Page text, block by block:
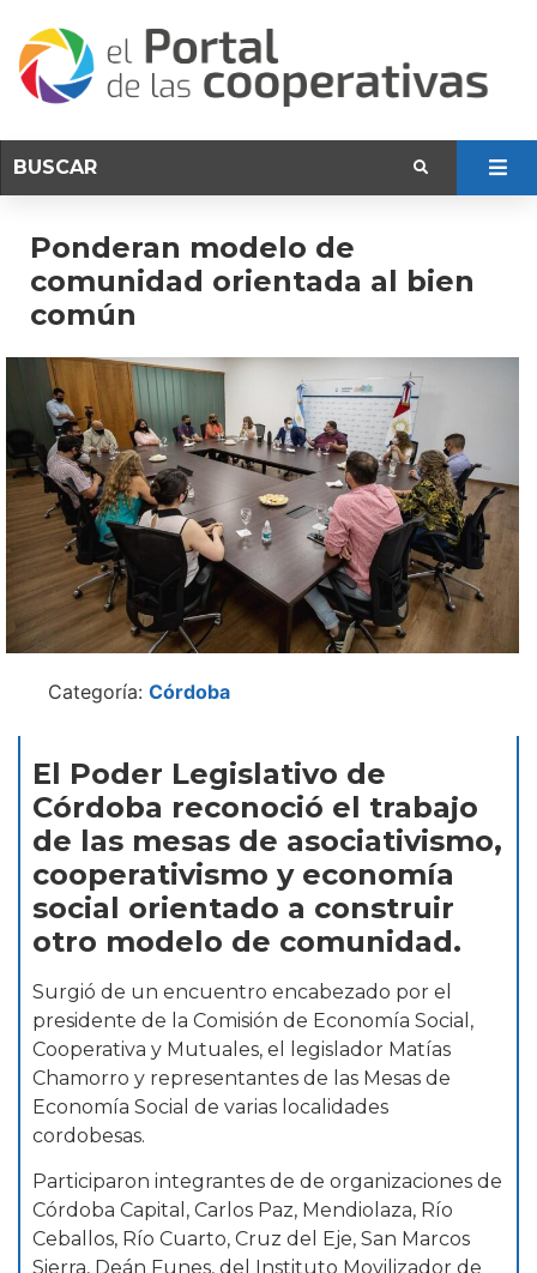
Ponderan modelo de
comunidad orientada al bien
común
Categoría: Córdoba
El Poder Legislativo de
Córdoba reconoció el trabajo
de las mesas de asociativismo,
cooperativismo y economía
social orientado a construir
otro modelo de comunidad.
Surgió de un encuentro encabezado por el
presidente de la Comisión de Economía Social,
Cooperativa y Mutuales, el legislador Matías
Chamorro y representantes de las Mesas de
Economía Social de varias localidades
cordobesas.
Participaron integrantes de de organizaciones de
Córdoba Capital, Carlos Paz, Mendiolaza, Río
Ceballos, Río Cuarto, Cruz del Eje, San Marcos
Sierra, Deán Funes, del Instituto Movilizador de